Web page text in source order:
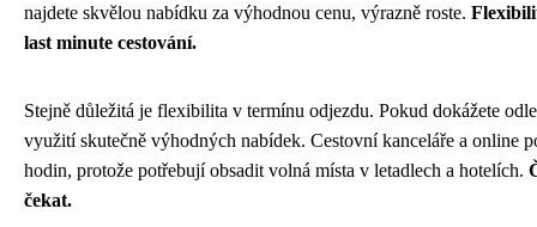
najdete skvělou nabídku za výhodnou cenu, výrazně roste.
last minute cestování.
Stejně důležitá je flexibilita v termínu odjezdu. Pokud dokážete
využití skutečně výhodných nabídek. Cestovní kanceláře a online
hodin, protože potřebují obsadit volná místa v letadlech a hotelích.
čekat.